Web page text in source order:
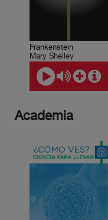
Frankenstein
Mary Shelley
Academia